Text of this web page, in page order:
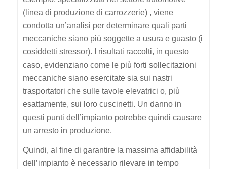
(linea di produzione di carrozzerie) , viene
condotta un’analisi per determinare quali parti
meccaniche siano più soggette a usura e guasto (i
cosiddetti stressor). I risultati raccolti, in questo
caso, evidenziano come le più forti sollecitazioni
meccaniche siano esercitate sia sui nastri
trasportatori che sulle tavole elevatrici o, più
esattamente, sui loro cuscinetti. Un danno in
questi punti dell’impianto potrebbe quindi causare
un arresto in produzione.
Quindi, al fine di garantire la massima affidabilità
dell’impianto è necessario rilevare in tempo